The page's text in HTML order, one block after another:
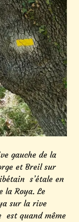
gauche de la
et Breil sur
s’étale en
la Roya. Le
sur la rive
est quand même